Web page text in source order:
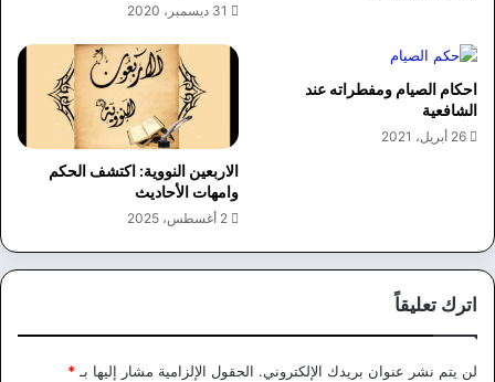
31 ديسمبر، 2020
احكام الصيام ومفطراته عند
الشافعية
26 أبريل، 2021
الاربعين النووية: اكتشف الحكم
وامهات الأحاديث
2 أغسطس، 2025
اترك تعليقاً
لن يتم نشر عنوان بريدك الإلكتروني. الحقول الإلزامية مشار إليها بـ*